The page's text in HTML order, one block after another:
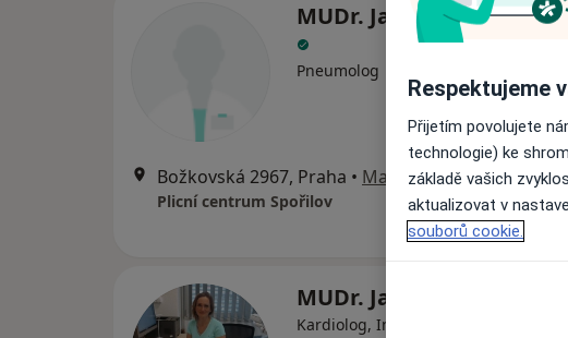
MUDr. Jaroslav Lněnička
Pneumolog
Božkovská 2967, Praha • Mapa
Plicní centrum Spořilov
MUDr. Jana Bucková
Kardiolog, Internista
Respektujeme
Přijetím povolujete
technologie) ke
základě vašich
aktualizovat v
souborů cookie.